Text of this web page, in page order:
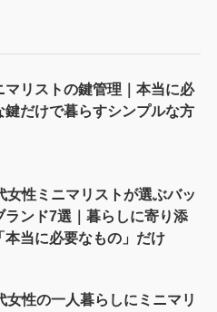
マリストの鍵管理｜本当に必
鍵だけで暮らすシンプルな方
女性ミニマリストが選ぶバッ
ランド7選｜暮らしに寄り添
本当に必要なもの」だけ
女性の一人暮らしにミニマリ